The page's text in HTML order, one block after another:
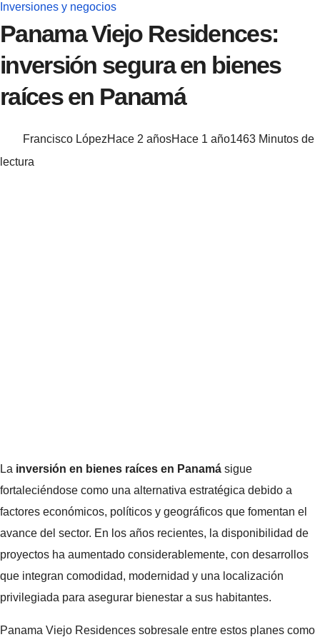
Inversiones y negocios
Panama Viejo Residences:
inversión segura en bienes
raíces en Panamá
Francisco LópezHace 2 añosHace 1 año1463 Minutos de
lectura
La inversión en bienes raíces en Panamá sigue
fortaleciéndose como una alternativa estratégica debido a
factores económicos, políticos y geográficos que fomentan el
avance del sector. En los años recientes, la disponibilidad de
proyectos ha aumentado considerablemente, con desarrollos
que integran comodidad, modernidad y una localización
privilegiada para asegurar bienestar a sus habitantes.
Panama Viejo Residences sobresale entre estos planes como